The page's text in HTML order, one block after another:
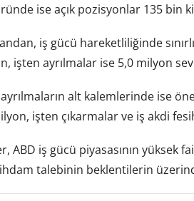
ise açık pozisyonlar 135 bin
iş gücü hareketliliğinde
işten ayrılmalar ise 5,0 milyon
alt kalemlerinde ise
işten çıkarmalar ve iş akdi
ABD iş gücü piyasasının yüksek
talebinin beklentilerin